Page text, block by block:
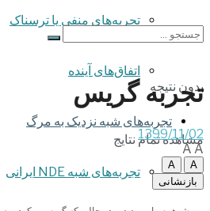
‌تجربه‌های منفی یا ترسناک
اتفاق‌های آینده
تجربه‌های شبه نزدیک به مرگ
تجربه‌های شبه NDE ایرانی
بدون نتیجه
مشاهده تمام نتایج
تجربه گریس
1399/11/02
AA
A
A
بازنشانی